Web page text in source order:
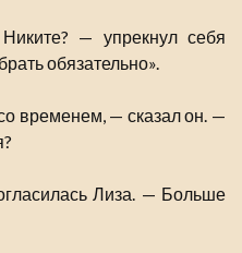
— упрекнул себя
обязательно».
временем, — сказал он. —
Лиза. — Больше